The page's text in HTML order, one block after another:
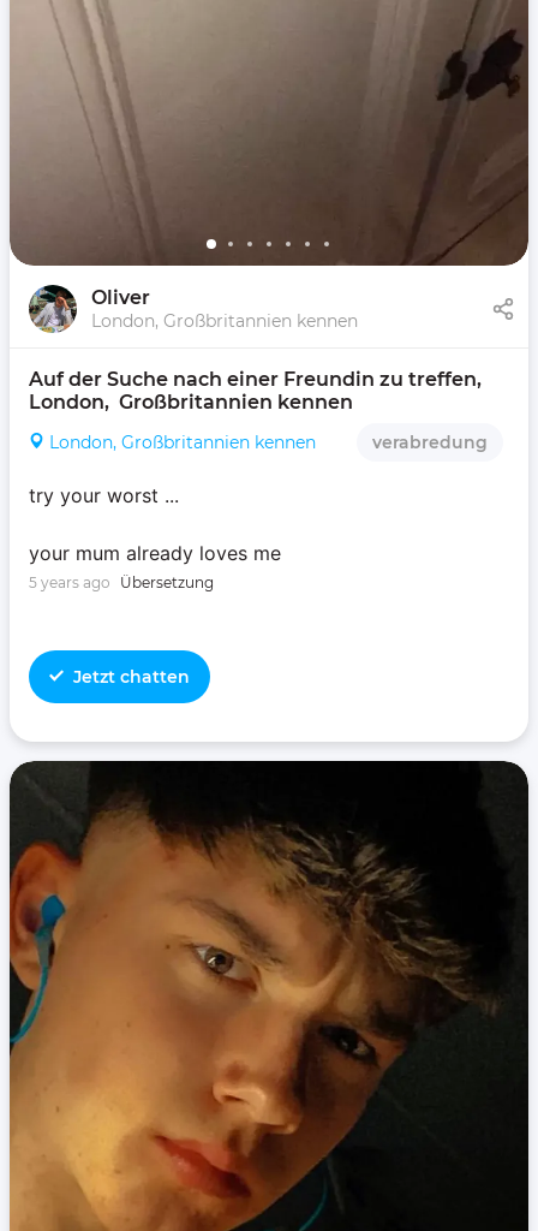
Oliver
London, Großbritannien kennen
Auf der Suche nach einer Freundin zu treffen,
London,  Großbritannien kennen
London, Großbritannien kennen verabredung
try your worst ...
your mum already loves me
5 years ago Übersetzung
Jetzt chatten